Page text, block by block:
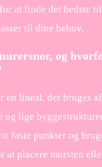
at finde det bedste
til dine behov.
og
en lineal, der bruges
og lige
faste punkter og
at placere mursten